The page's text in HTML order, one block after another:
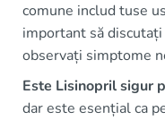
comune includ tuse
important să
observați simptome
Este Lisinopril sigur
dar este esențial ca